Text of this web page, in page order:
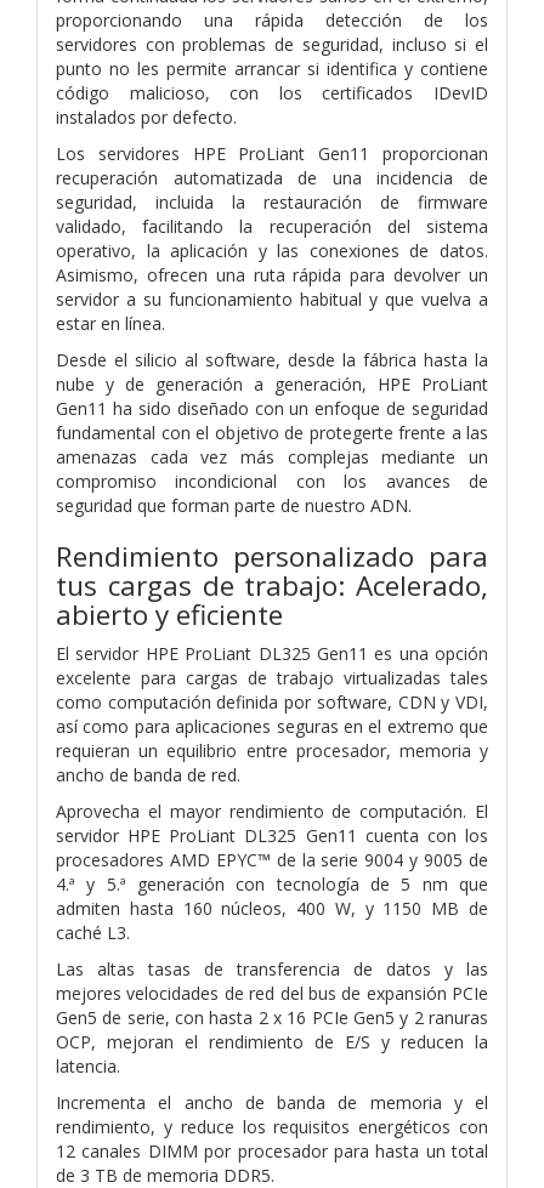
proporcionando una rápida detección de los
servidores con problemas de seguridad, incluso si el
punto no les permite arrancar si identifica y contiene
código malicioso, con los certificados IDevID
instalados por defecto.
Los servidores HPE ProLiant Gen11 proporcionan
recuperación automatizada de una incidencia de
seguridad, incluida la restauración de firmware
validado, facilitando la recuperación del sistema
operativo, la aplicación y las conexiones de datos.
Asimismo, ofrecen una ruta rápida para devolver un
servidor a su funcionamiento habitual y que vuelva a
estar en línea.
Desde el silicio al software, desde la fábrica hasta la
nube y de generación a generación, HPE ProLiant
Gen11 ha sido diseñado con un enfoque de seguridad
fundamental con el objetivo de protegerte frente a las
amenazas cada vez más complejas mediante un
compromiso incondicional con los avances de
seguridad que forman parte de nuestro ADN.
Rendimiento personalizado para
tus cargas de trabajo: Acelerado,
abierto y eficiente
El servidor HPE ProLiant DL325 Gen11 es una opción
excelente para cargas de trabajo virtualizadas tales
como computación definida por software, CDN y VDI,
así como para aplicaciones seguras en el extremo que
requieran un equilibrio entre procesador, memoria y
ancho de banda de red.
Aprovecha el mayor rendimiento de computación. El
servidor HPE ProLiant DL325 Gen11 cuenta con los
procesadores AMD EPYC™ de la serie 9004 y 9005 de
4.ª y 5.ª generación con tecnología de 5 nm que
admiten hasta 160 núcleos, 400 W, y 1150 MB de
caché L3.
Las altas tasas de transferencia de datos y las
mejores velocidades de red del bus de expansión PCIe
Gen5 de serie, con hasta 2 x 16 PCIe Gen5 y 2 ranuras
OCP, mejoran el rendimiento de E/S y reducen la
latencia.
Incrementa el ancho de banda de memoria y el
rendimiento, y reduce los requisitos energéticos con
12 canales DIMM por procesador para hasta un total
de 3 TB de memoria DDR5.